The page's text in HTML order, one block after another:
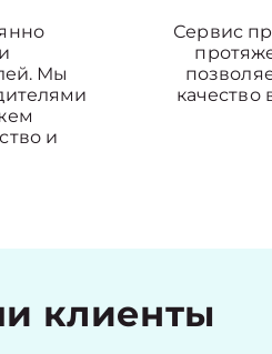
Мы
и
Сервис
качество
клиенты